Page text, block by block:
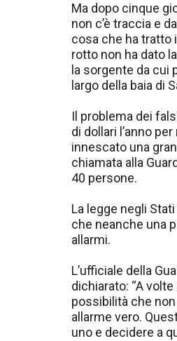
Ma dopo cinque
non c’è traccia e
cosa che ha tratto
rotto non ha dato
la sorgente da cui
largo della baia di
Il problema dei
di dollari l’anno
innescato una
chiamata alla
40 persone.
La legge negli
che neanche una
allarmi.
L’ufficiale della
dichiarato: “A
possibilità che
allarme vero.
uno e decidere a